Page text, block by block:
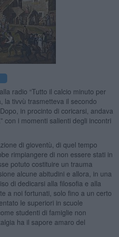
radio “Tutto il calcio minuto per
la tivvù trasmetteva il secondo
in procinto di coricarsi, andava
con i momenti salienti degli incontri
di gioventù, di quel tempo
rimpiangere di non essere stati in
potuto costituire un trauma
alcune abitudini e allora, in una
di dedicarsi alla filosofia e alla
a noi fortunati, solo fino a un certo
le superiori in scuole
studenti di famiglie non
ha il sapore amaro del